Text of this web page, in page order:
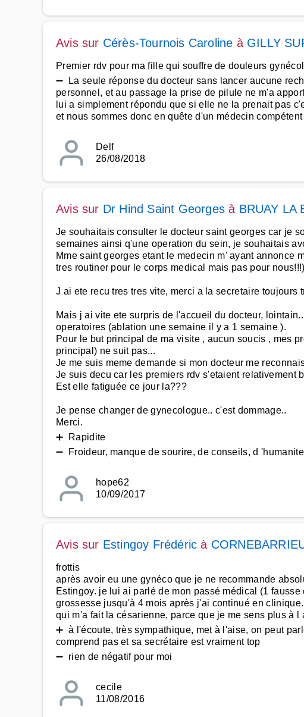
Avis sur Cérès-Tournois Caroline à GILLY
Premier rdv pour ma fille qui souffre de douleurs
➖ La seule réponse du docteur sans lancer aucune
personnel, et au passage la prise de pilule ne m'a
lui a simplement répondu que si elle ne la prenait pas
et nous sommes donc en quête d'un médecin
Delf
26/08/2018
Avis sur Dr Hind Saint Georges à BRUAY LA
Je souhaitais consulter le docteur saint georges car je
semaines ainsi q'une operation du sein, je souhaitais
Mme saint georges etant le medecin m' ayant annonce
tres routiner pour le corps medical mais pas pour nous!!!)
J ai ete recu tres tres vite, merci a la secretaire toujours
Mais j ai vite ete surpris de l'accueil du docteur,
operatoires (ablation une semaine il y a 1 semaine ).
Pour le but principal de ma visite , aucun soucis , mes
principal) ne suit pas...
Je me suis meme demande si mon docteur me
Je suis decu car les premiers rdv s'etaient relativement
Est elle fatiguée ce jour la???
Je pense changer de gynecologue.. c'est dommage..
Merci.
➕ Rapidite
➖ Froideur, manque de sourire, de conseils, d
hope62
10/09/2017
Avis sur Estingoy Frédéric à
frottis
après avoir eu une gynéco que je ne recommande
Estingoy. je lui ai parlé de mon passé médical (1
grossesse jusqu'à 4 mois après j'ai continué en
qui m'a fait la césarienne, parce que je me sens plus à
➕ à l'écoute, très sympathique, met à l'aise, on peut
comprend pas et sa secrétaire est vraiment top
➖ rien de négatif pour moi
cecile
11/08/2016